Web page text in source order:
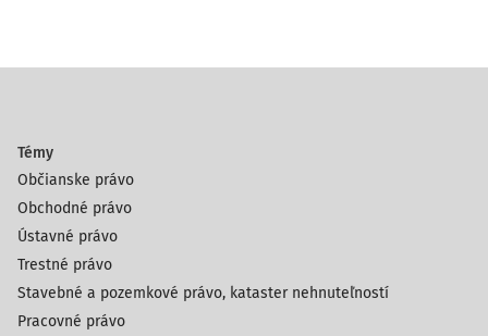
Témy
Občianske právo
Obchodné právo
Ústavné právo
Trestné právo
Stavebné a pozemkové právo, kataster nehnuteľností
Pracovné právo